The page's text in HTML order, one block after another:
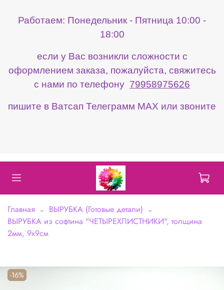
Работаем: Понедельник - Пятница 10:00 -
18:00
если у Вас возникли сложности с
оформлением заказа, пожалуйста, свяжитесь
с нами по телефону 79958975626
пишите в Ватсап Телеграмм МАХ или звоните
Главная
ВЫРУБКА (Готовые детали)
ВЫРУБКА из софтина "ЧЕТЫРЕХЛИСТНИКИ", толщина
2мм, 9х9см
-16%